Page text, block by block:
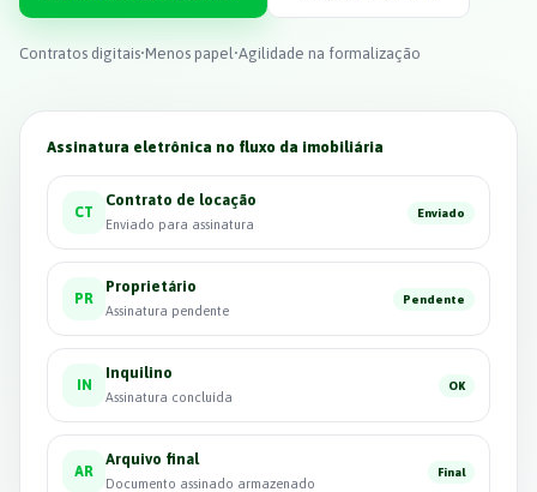
Contratos digitais•Menos papel•Agilidade na formalização
Assinatura eletrônica no fluxo da imobiliária
CT
Contrato de locação
Enviado para assinatura
Enviado
PR
Proprietário
Assinatura pendente
Pendente
IN
Inquilino
Assinatura concluída
OK
AR
Arquivo final
Documento assinado armazenado
Final